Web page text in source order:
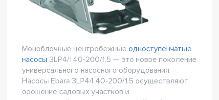
Моноблочные центробежные одноступенчатые
насосы 3LP4/I 40-200/1,5 — это новое поколение
универсального насосного оборудования.
Насосы Ebara 3LP4/I 40-200/1,5 осуществляют
орошение садовых участков и